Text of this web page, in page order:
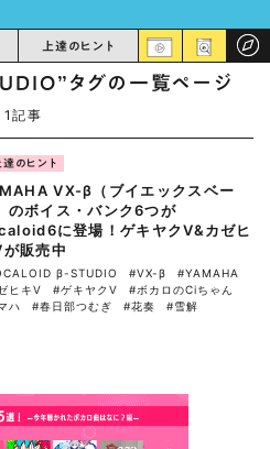
上達のヒント
タグの一覧ページ
1記事
のヒント
VX-β（ブイエックスベー
のボイス・バンク6つが
に登場！ゲキヤクV&カゼヒ
が販売中
β-STUDIO #VX-β
#YAMAHA
ヒキV
#ゲキヤクV
#ボカロのCiちゃん
ハ
#春日部つむぎ #花奏 #雪解